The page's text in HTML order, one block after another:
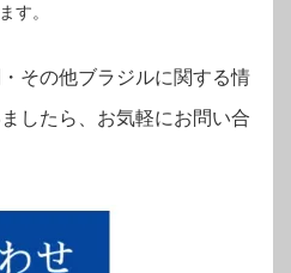
す。
その他ブラジルに関する情
したら、お気軽にお問い合